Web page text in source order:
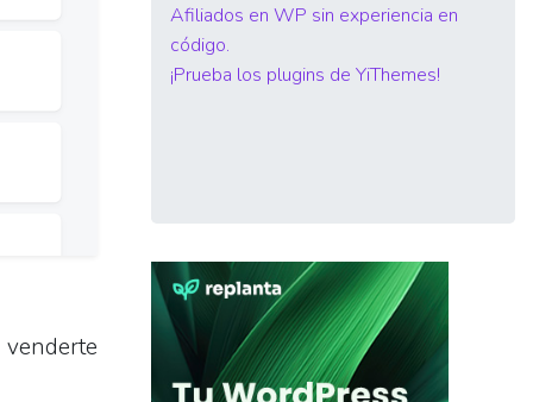
Afiliados en WP sin experiencia en
código.
¡Prueba los plugins de YiThemes!